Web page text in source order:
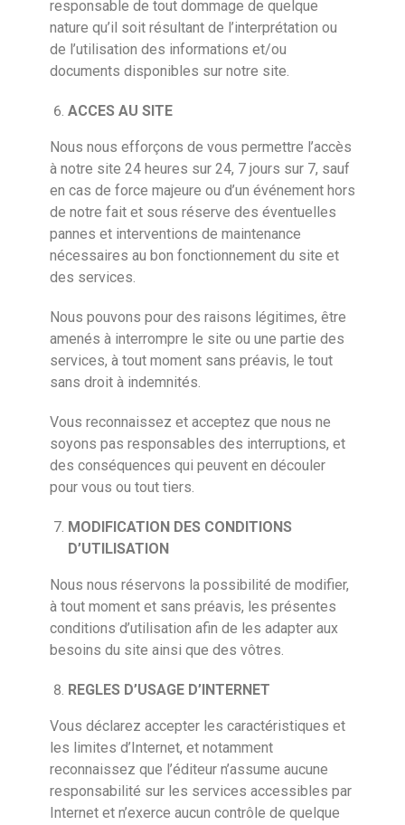
responsable de tout dommage de quelque
nature qu’il soit résultant de l’interprétation ou
de l’utilisation des informations et/ou
documents disponibles sur notre site.
ACCES AU SITE
Nous nous efforçons de vous permettre l’accès
à notre site 24 heures sur 24, 7 jours sur 7, sauf
en cas de force majeure ou d’un événement hors
de notre fait et sous réserve des éventuelles
pannes et interventions de maintenance
nécessaires au bon fonctionnement du site et
des services.
Nous pouvons pour des raisons légitimes, être
amenés à interrompre le site ou une partie des
services, à tout moment sans préavis, le tout
sans droit à indemnités.
Vous reconnaissez et acceptez que nous ne
soyons pas responsables des interruptions, et
des conséquences qui peuvent en découler
pour vous ou tout tiers.
MODIFICATION DES CONDITIONS
D’UTILISATION
Nous nous réservons la possibilité de modifier,
à tout moment et sans préavis, les présentes
conditions d’utilisation afin de les adapter aux
besoins du site ainsi que des vôtres.
REGLES D’USAGE D’INTERNET
Vous déclarez accepter les caractéristiques et
les limites d’Internet, et notamment
reconnaissez que l’éditeur n’assume aucune
responsabilité sur les services accessibles par
Internet et n’exerce aucun contrôle de quelque